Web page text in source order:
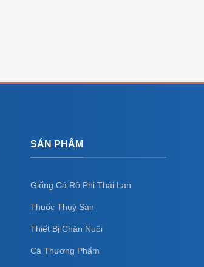
SẢN PHẨM
Giống Cá Rô Phi Thái Lan
Thuốc Thuỷ Sản
Thiết Bị Chăn Nuôi
Cá Thương Phẩm